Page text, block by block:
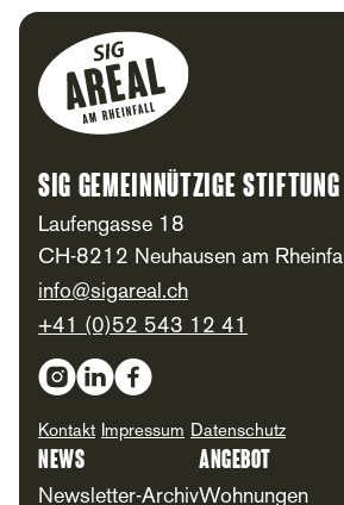
SIG Gemeinnützige Stiftung
Laufengasse 18
CH-8212 Neuhausen am Rheinfall
info@sigareal.ch
+41 (0)52 543 12 41
Social Media
Kontakt Impressum Datenschutz
News
Newsletter-Archiv
Angebot
Wohnungen